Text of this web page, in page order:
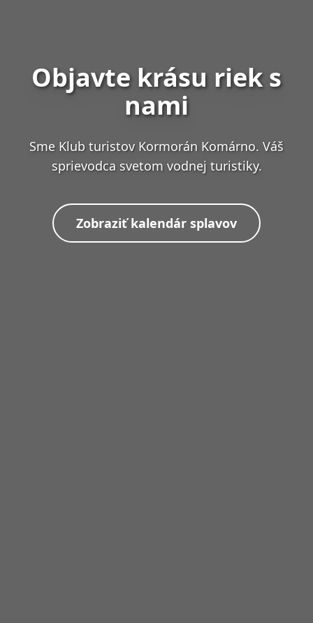
Objavte krásu riek s
nami
Sme Klub turistov Kormorán Komárno. Váš
sprievodca svetom vodnej turistiky.
Zobraziť kalendár splavov